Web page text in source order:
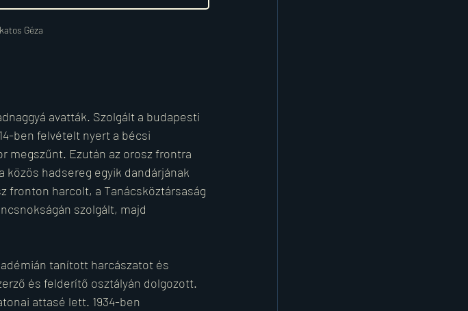
Géza
avatták. Szolgált a budapesti
ben felvételt nyert a bécsi
megszűnt. Ezután az orosz frontra
közös hadsereg egyik dandárjának
fronton harcolt, a Tanácsköztársaság
szolgált, majd
tanított harcászatot és
és felderítő osztályán dolgozott.
attasé lett. 1934-ben